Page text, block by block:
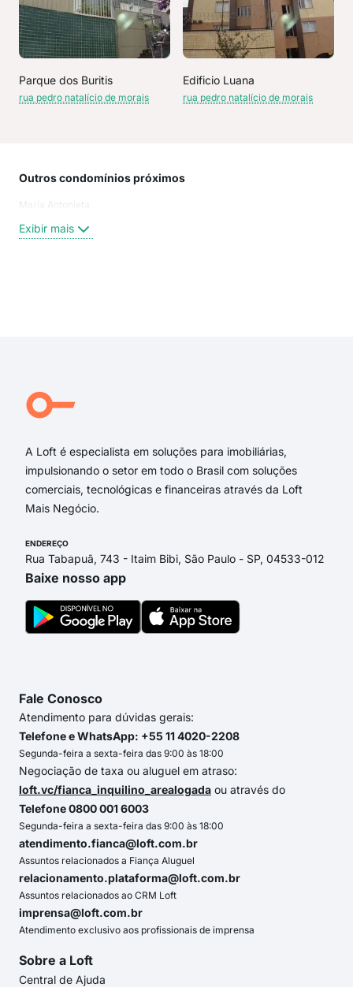
Parque dos Buritis
rua pedro natalício de morais
Edificio Luana
rua pedro natalício de morais
Outros condomínios próximos
Maria Antonieta
Exibir mais
A Loft é especialista em soluções para imobiliárias,
impulsionando o setor em todo o Brasil com soluções
comerciais, tecnológicas e financeiras através da Loft
Mais Negócio.
ENDEREÇO
Rua Tabapuã, 743 - Itaim Bibi, São Paulo - SP, 04533-012
Baixe nosso app
Fale Conosco
Atendimento para dúvidas gerais:
Telefone e WhatsApp: +55 11 4020-2208
Segunda-feira a sexta-feira das 9:00 às 18:00
Negociação de taxa ou aluguel em atraso:
loft.vc/fianca_inquilino_arealogada ou através do
Telefone 0800 001 6003
Segunda-feira a sexta-feira das 9:00 às 18:00
atendimento.fianca@loft.com.br
Assuntos relacionados a Fiança Aluguel
relacionamento.plataforma@loft.com.br
Assuntos relacionados ao CRM Loft
imprensa@loft.com.br
Atendimento exclusivo aos profissionais de imprensa
Sobre a Loft
Central de Ajuda